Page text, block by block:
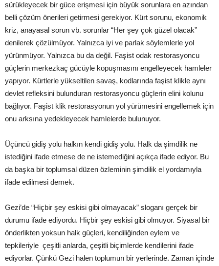
sürükleyecek bir güce erişmesi için büyük sorunlara en azından
belli çözüm önerileri getirmesi gerekiyor. Kürt sorunu, ekonomik
kriz, anayasal sorun vb. sorunlar “Her şey çok güzel olacak”
denilerek çözülmüyor. Yalnızca iyi ve parlak söylemlerle yol
yürünmüyor. Yalnızca bu da değil. Faşist odak restorasyoncu
güçlerin merkezkaç gücüyle kopuşmasını engelleyecek hamleler
yapıyor. Kürtlerle yükseltilen savaş, kodlarında faşist klikle aynı
devlet refleksini bulunduran restorasyoncu güçlerin elini kolunu
bağlıyor. Faşist klik restorasyonun yol yürümesini engellemek için
onu arksına yedekleyecek hamlelerde bulunuyor.
Üçüncü gidiş yolu halkın kendi gidiş yolu. Halk da şimdilik ne
istediğini ifade etmese de ne istemediğini açıkça ifade ediyor. Bu
da başka bir toplumsal düzen özleminin şimdilik el yordamıyla
ifade edilmesi demek.
Gezi’de “Hiçbir şey eskisi gibi olmayacak” sloganı gerçek bir
durumu ifade ediyordu. Hiçbir şey eskisi gibi olmuyor. Siyasal bir
önderlikten yoksun halk güçleri, kendiliğinden eylem ve
tepkileriyle çeşitli anlarda, çeşitli biçimlerde kendilerini ifade
ediyorlar. Çünkü Gezi halen toplumun bir yerlerinde. Zaman içinde